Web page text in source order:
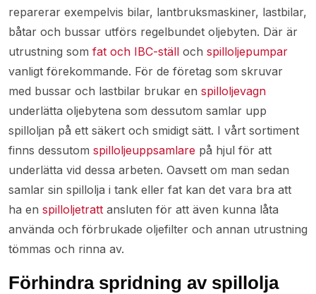
reparerar exempelvis bilar, lantbruksmaskiner, lastbilar,
båtar och bussar utförs regelbundet oljebyten. Där är
utrustning som fat och IBC-ställ och spilloljepumpar
vanligt förekommande. För de företag som skruvar
med bussar och lastbilar brukar en spilloljevagn
underlätta oljebytena som dessutom samlar upp
spilloljan på ett säkert och smidigt sätt. I vårt sortiment
finns dessutom spilloljeuppsamlare på hjul för att
underlätta vid dessa arbeten. Oavsett om man sedan
samlar sin spillolja i tank eller fat kan det vara bra att
ha en spilloljetratt ansluten för att även kunna låta
använda och förbrukade oljefilter och annan utrustning
tömmas och rinna av.
Förhindra spridning av spillolja